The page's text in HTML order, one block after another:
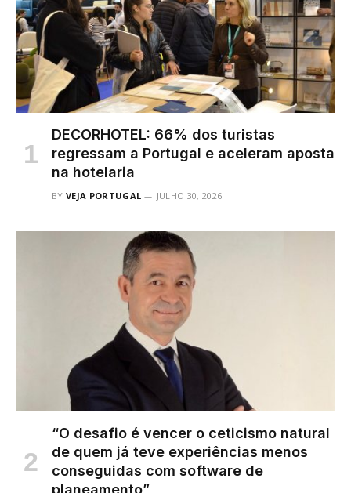
DECORHOTEL: 66% dos turistas
regressam a Portugal e aceleram aposta
na hotelaria
BY VEJA PORTUGAL JULHO 30, 2026
“O desafio é vencer o ceticismo natural
de quem já teve experiências menos
conseguidas com software de
planeamento”